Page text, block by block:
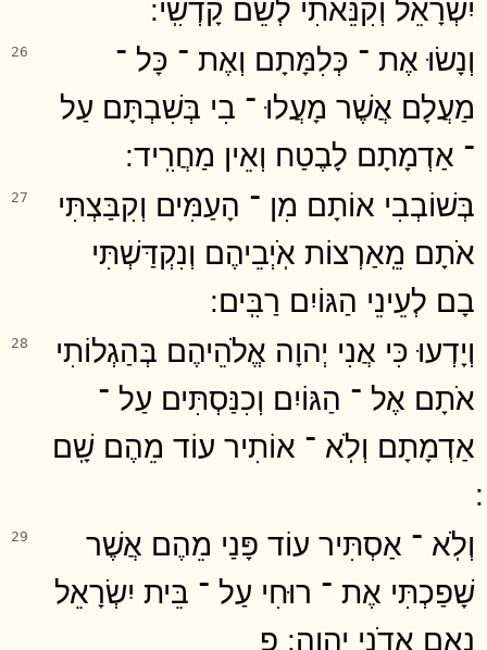
26
וְנָשׂוּ אֶת ־ כְּלִמָּתָם וְאֶת ־ כָּל ־
מַעֲלָם אֲשֶׁר מָעֲלוּ ־ בִי בְּשִׁבְתָּם עַל
־ אַדְמָתָם לָבֶטַח וְאֵין מַחֲרִֽיד ׃
27
בְּשׁוֹבְבִי אוֹתָם מִן ־ הָעַמִּים וְקִבַּצְתִּי
אֹתָם מֵֽאַרְצוֹת אֹֽיְבֵיהֶם וְנִקְדַּשְׁתִּי
בָם לְעֵינֵי הַגּוֹיִם רַבִּֽים ׃
28
וְיָדְעוּ כִּי אֲנִי יְהוָה אֱלֹהֵיהֶם בְּהַגְלוֹתִי
אֹתָם אֶל ־ הַגּוֹיִם וְכִנַּסְתִּים עַל ־
אַדְמָתָם וְלֹֽא ־ אוֹתִיר עוֹד מֵהֶם שָֽׁם
29
וְלֹֽא ־ אַסְתִּיר עוֹד פָּנַי מֵהֶם אֲשֶׁר
שָׁפַכְתִּי אֶת ־ רוּחִי עַל ־ בֵּית יִשְׂרָאֵל
נְאֻם אֲדֹנָי יְהוִֽה ׃ פ